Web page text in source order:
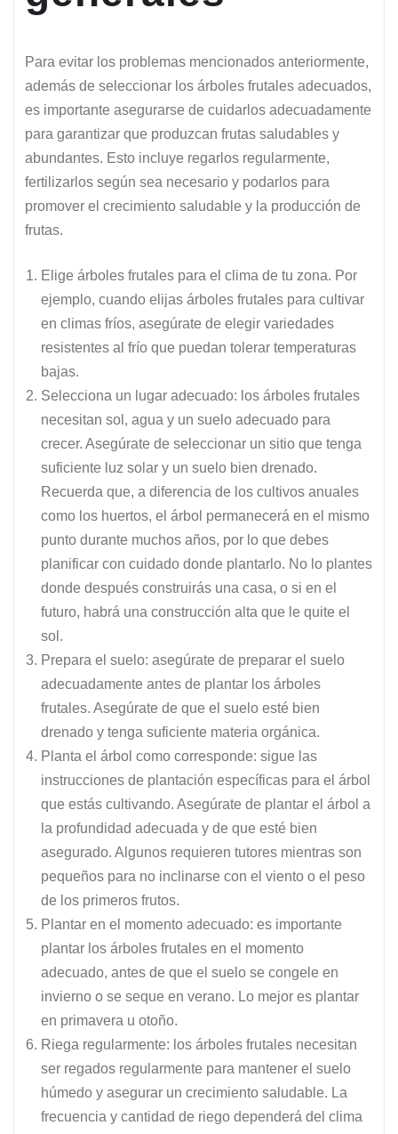
Para evitar los problemas mencionados anteriormente,
además de seleccionar los árboles frutales adecuados,
es importante asegurarse de cuidarlos adecuadamente
para garantizar que produzcan frutas saludables y
abundantes. Esto incluye regarlos regularmente,
fertilizarlos según sea necesario y podarlos para
promover el crecimiento saludable y la producción de
frutas.
Elige árboles frutales para el clima de tu zona. Por
ejemplo, cuando elijas árboles frutales para cultivar
en climas fríos, asegúrate de elegir variedades
resistentes al frío que puedan tolerar temperaturas
bajas.
Selecciona un lugar adecuado: los árboles frutales
necesitan sol, agua y un suelo adecuado para
crecer. Asegúrate de seleccionar un sitio que tenga
suficiente luz solar y un suelo bien drenado.
Recuerda que, a diferencia de los cultivos anuales
como los huertos, el árbol permanecerá en el mismo
punto durante muchos años, por lo que debes
planificar con cuidado donde plantarlo. No lo plantes
donde después construirás una casa, o si en el
futuro, habrá una construcción alta que le quite el
sol.
Prepara el suelo: asegúrate de preparar el suelo
adecuadamente antes de plantar los árboles
frutales. Asegúrate de que el suelo esté bien
drenado y tenga suficiente materia orgánica.
Planta el árbol como corresponde: sigue las
instrucciones de plantación específicas para el árbol
que estás cultivando. Asegúrate de plantar el árbol a
la profundidad adecuada y de que esté bien
asegurado. Algunos requieren tutores mientras son
pequeños para no inclinarse con el viento o el peso
de los primeros frutos.
Plantar en el momento adecuado: es importante
plantar los árboles frutales en el momento
adecuado, antes de que el suelo se congele en
invierno o se seque en verano. Lo mejor es plantar
en primavera u otoño.
Riega regularmente: los árboles frutales necesitan
ser regados regularmente para mantener el suelo
húmedo y asegurar un crecimiento saludable. La
frecuencia y cantidad de riego dependerá del clima